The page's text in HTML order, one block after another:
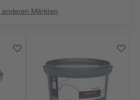
anderen Märkten